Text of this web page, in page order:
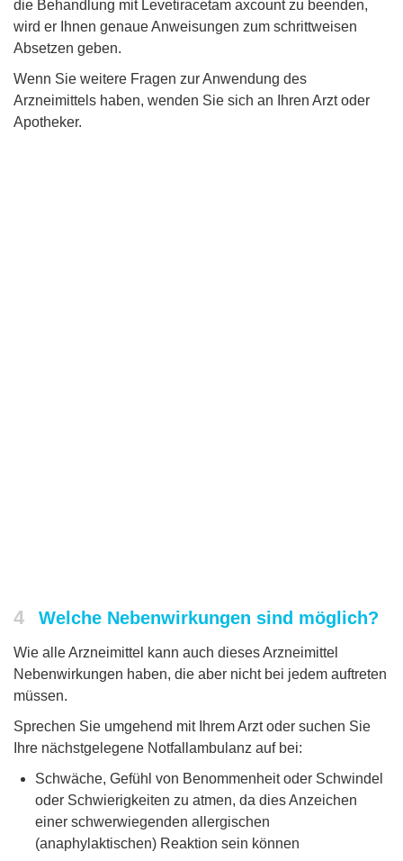
die Behandlung mit Levetiracetam axcount zu beenden,
wird er Ihnen genaue Anweisungen zum schrittweisen
Absetzen geben.
Wenn Sie weitere Fragen zur Anwendung des
Arzneimittels haben, wenden Sie sich an Ihren Arzt oder
Apotheker.
4 Welche Nebenwirkungen sind möglich?
Wie alle Arzneimittel kann auch dieses Arzneimittel
Nebenwirkungen haben, die aber nicht bei jedem auftreten
müssen.
Sprechen Sie umgehend mit Ihrem Arzt oder suchen Sie
Ihre nächstgelegene Notfallambulanz auf bei:
Schwäche, Gefühl von Benommenheit oder Schwindel
oder Schwierigkeiten zu atmen, da dies Anzeichen
einer schwerwiegenden allergischen
(anaphylaktischen) Reaktion sein können